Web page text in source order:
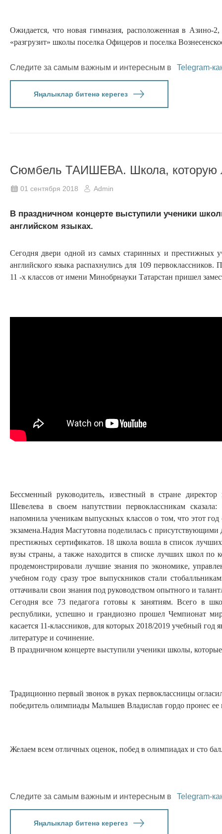
Ожидается, что новая гимназия, расположенная в Азино-
«разгрузит» школы поселка Офицеров и поселка
Следите за самым важным и интересным в Telegram-
Яңалыклар битенә керегез
Сюмбель ТАИШЕВА. Школа, которую
01 сентября 2018 Admin
В праздничном концерте выступили ученики
английском языках.
Сегодня двери одной из самых старинных и престижных
английского языка распахнулись для 109
11 -х классов от имени Минобрнауки Татарстан пришел
Бессменный руководитель, известный в стране
Шевелева в своем напутствии первоклассникам
напомнила ученикам выпускных классов о том, что этот
экзамена.Надия Масгутовна поделилась с
престижных сертификатов. 18 школа вошла в список
вузы страны, а также находится в списке лучших школ по
продемонстрировали лучшие знания по экономике,
учебном году сразу трое выпускников стали
оттачивали свои знания под руководством опытного и
Сегодня все 73 педагога готовы к занятиям. Всего в
республики, успешно и грандиозно прошел Чемпионат
касается 11-классников, для которых 2018/2019 учебный
литературе и сочинение.
В праздничном концерте выступили ученики школы,
Традиционно первый звонок в руках первоклассницы
победитель олимпиады Малышев Владислав гордо пронес
Желаем всем отличных оценок, побед в олимпиадах и сто
Следите за самым важным и интересным в Telegram-
Яңалыклар битенә керегез